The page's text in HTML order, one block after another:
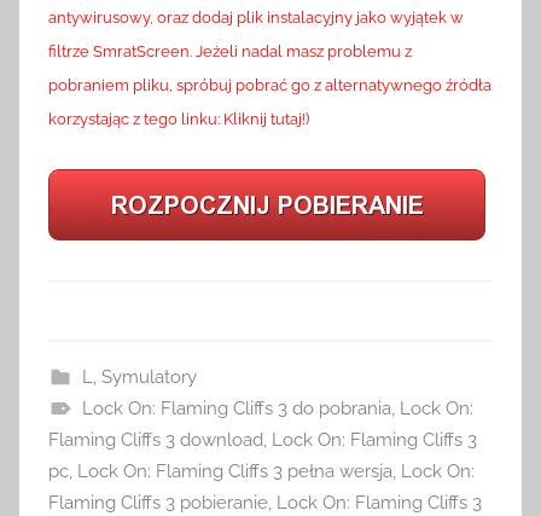
antywirusowy, oraz dodaj plik instalacyjny jako wyjątek w
filtrze SmratScreen. Jeżeli nadal masz problemu z
pobraniem pliku, spróbuj pobrać go z alternatywnego źródła
korzystając z tego linku: Kliknij tutaj!)
L, Symulatory
Lock On: Flaming Cliffs 3 do pobrania, Lock On:
Flaming Cliffs 3 download, Lock On: Flaming Cliffs 3
pc, Lock On: Flaming Cliffs 3 pełna wersja, Lock On:
Flaming Cliffs 3 pobieranie, Lock On: Flaming Cliffs 3